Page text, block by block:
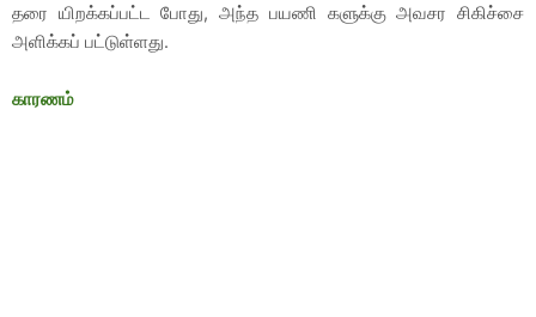
தரை யிறக்கப்பட்ட போது, அந்த பயணி களுக்கு அவசர சிகிச்சை
அளிக்கப் பட்டுள்ளது.
காரணம்